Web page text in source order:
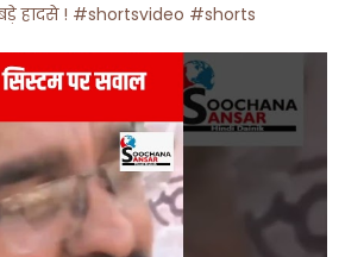
हादसे ! #shortsvideo #shorts